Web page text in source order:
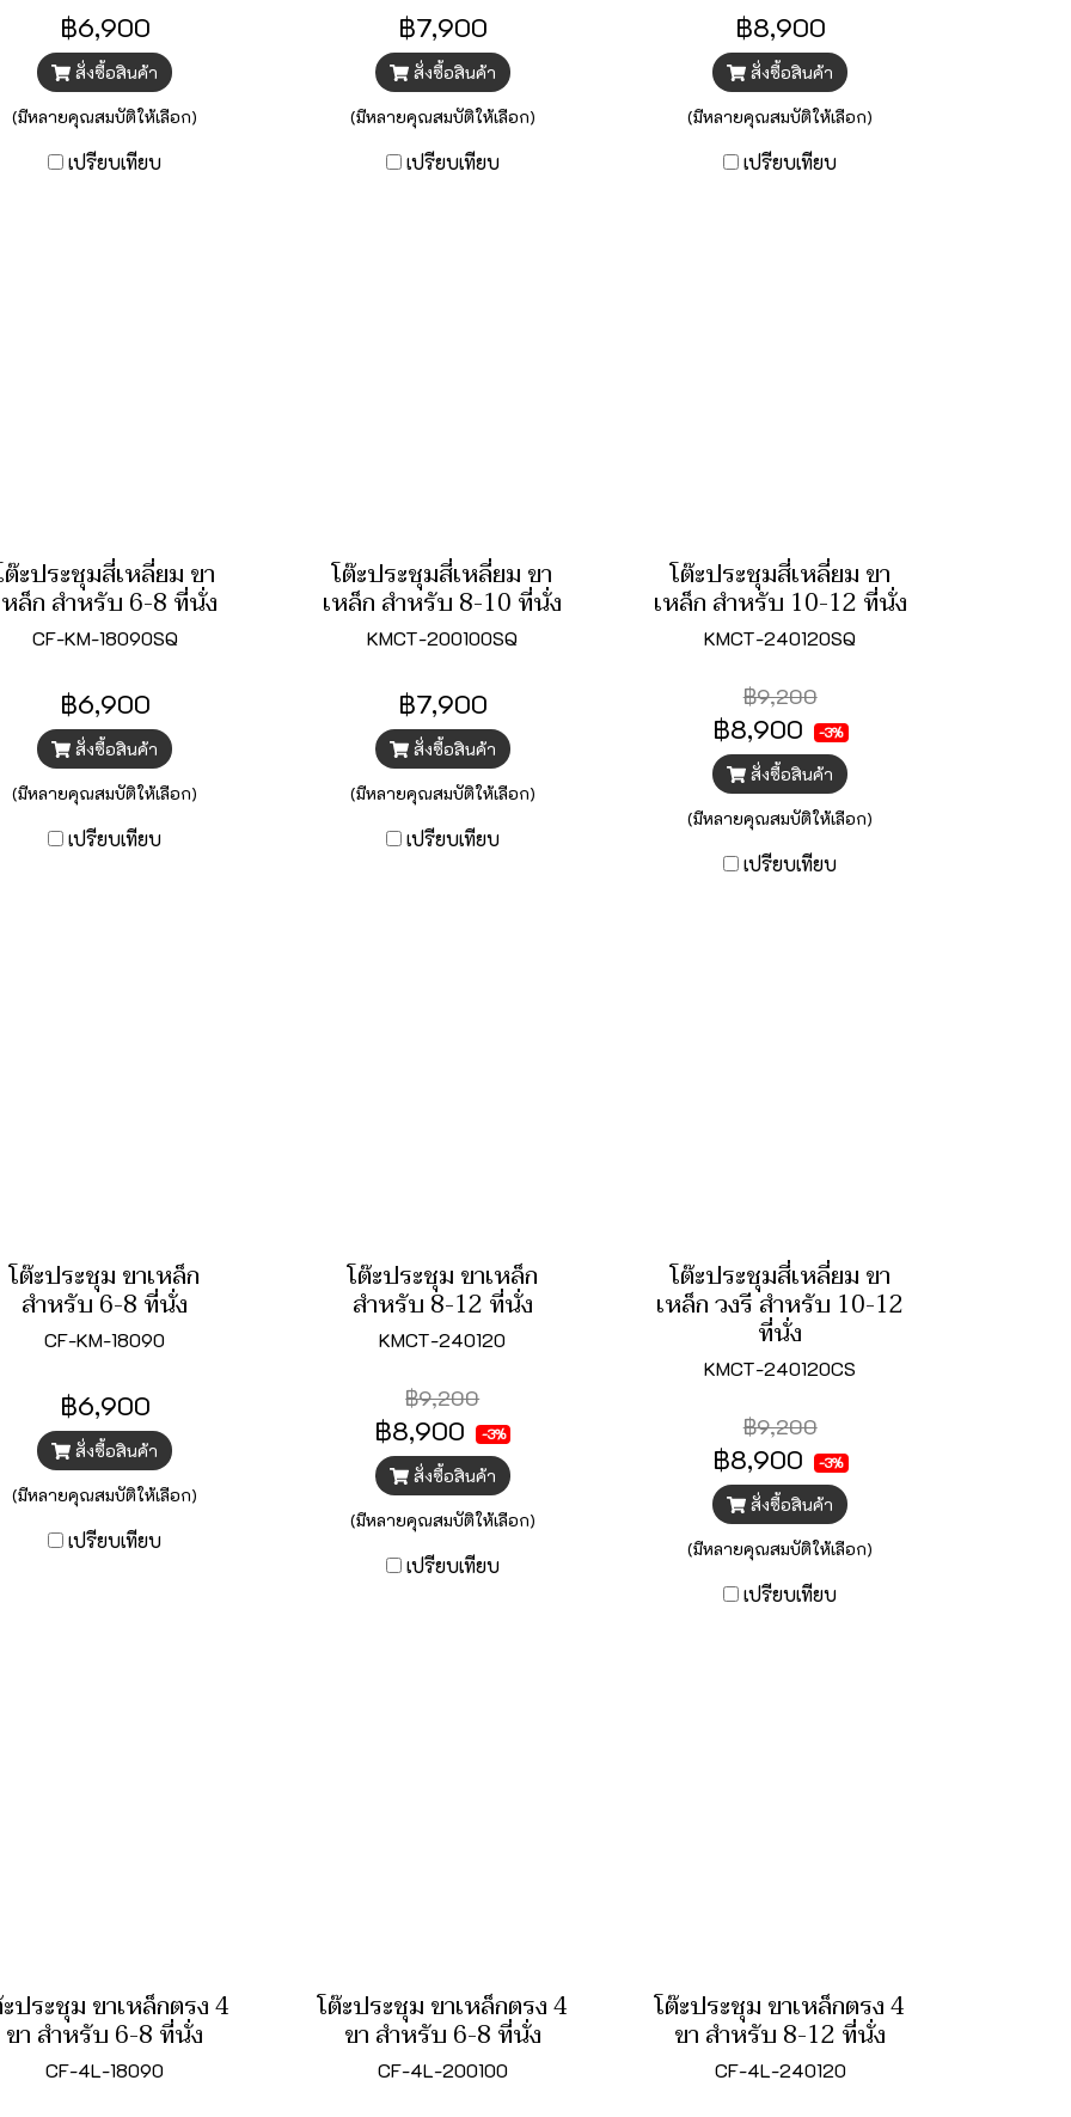
฿6,900
สั่งซื้อสินค้า
(มีหลายคุณสมบัติให้เลือก)
เปรียบเทียบ
฿7,900
สั่งซื้อสินค้า
(มีหลายคุณสมบัติให้เลือก)
เปรียบเทียบ
฿8,900
สั่งซื้อสินค้า
(มีหลายคุณสมบัติให้เลือก)
เปรียบเทียบ
ต๊ะประชุมสี่เหลี่ยม ขา
ล็ก สำหรับ 6-8 ที่นั่ง
CF-KM-18090SQ
฿6,900
สั่งซื้อสินค้า
(มีหลายคุณสมบัติให้เลือก)
เปรียบเทียบ
โต๊ะประชุมสี่เหลี่ยม ขา
เหล็ก สำหรับ 8-10 ที่นั่ง
KMCT-200100SQ
฿7,900
สั่งซื้อสินค้า
(มีหลายคุณสมบัติให้เลือก)
เปรียบเทียบ
โต๊ะประชุมสี่เหลี่ยม ขา
เหล็ก สำหรับ 10-12 ที่นั่ง
KMCT-240120SQ
฿9,200
฿8,900 -3%
สั่งซื้อสินค้า
(มีหลายคุณสมบัติให้เลือก)
เปรียบเทียบ
โต๊ะประชุม ขาเหล็ก
สำหรับ 6-8 ที่นั่ง
CF-KM-18090
฿6,900
สั่งซื้อสินค้า
(มีหลายคุณสมบัติให้เลือก)
เปรียบเทียบ
โต๊ะประชุม ขาเหล็ก
สำหรับ 8-12 ที่นั่ง
KMCT-240120
฿9,200
฿8,900 -3%
สั่งซื้อสินค้า
(มีหลายคุณสมบัติให้เลือก)
เปรียบเทียบ
โต๊ะประชุมสี่เหลี่ยม ขา
เหล็ก วงรี สำหรับ 10-12
ที่นั่ง
KMCT-240120CS
฿9,200
฿8,900 -3%
สั่งซื้อสินค้า
(มีหลายคุณสมบัติให้เลือก)
เปรียบเทียบ
ประชุม ขาเหล็กตรง 4
ขา สำหรับ 6-8 ที่นั่ง
CF-4L-18090
โต๊ะประชุม ขาเหล็กตรง 4
ขา สำหรับ 6-8 ที่นั่ง
CF-4L-200100
โต๊ะประชุม ขาเหล็กตรง 4
ขา สำหรับ 8-12 ที่นั่ง
CF-4L-240120